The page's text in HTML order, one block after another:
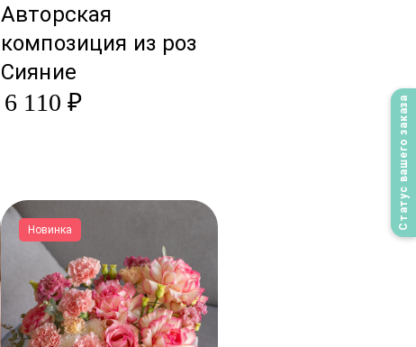
Статус вашего заказа
Авторская
композиция из роз
Сияние
6 110 ₽
Новинка